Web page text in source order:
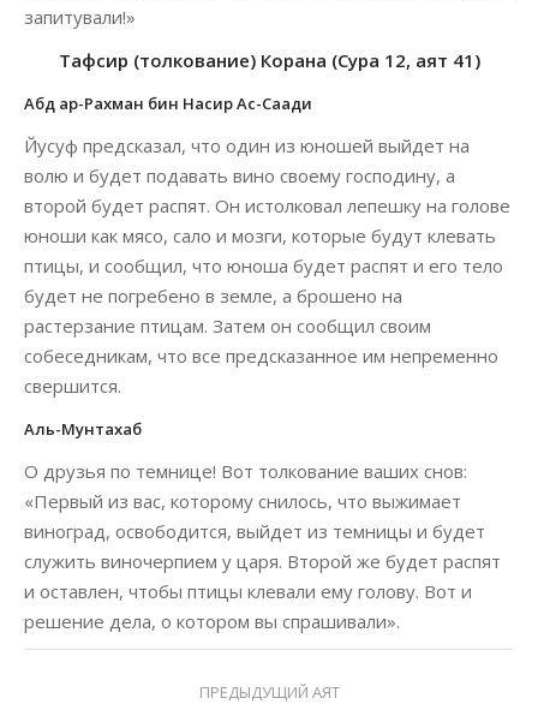
запитували!»
Тафсир (толкование) Корана (Сура 12, аят 41)
Абд ар-Рахман бин Насир Ас-Саади
Йусуф предсказал, что один из юношей выйдет на
волю и будет подавать вино своему господину, а
второй будет распят. Он истолковал лепешку на голове
юноши как мясо, сало и мозги, которые будут клевать
птицы, и сообщил, что юноша будет распят и его тело
будет не погребено в земле, а брошено на
растерзание птицам. Затем он сообщил своим
собеседникам, что все предсказанное им непременно
свершится.
Аль-Мунтахаб
О друзья по темнице! Вот толкование ваших снов:
«Первый из вас, которому снилось, что выжимает
виноград, освободится, выйдет из темницы и будет
служить виночерпием у царя. Второй же будет распят
и оставлен, чтобы птицы клевали ему голову. Вот и
решение дела, о котором вы спрашивали».
ПРЕДЫДУЩИЙ АЯТ